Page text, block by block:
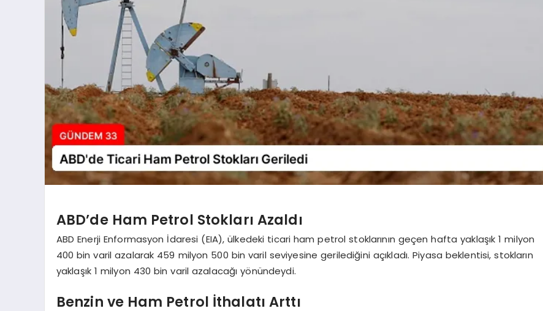
ABD’de Ham Petrol Stokları Azaldı
ABD Enerji Enformasyon İdaresi (EIA), ülkedeki ticari ham petrol stoklarının geçen hafta yaklaşık 1 milyon
400 bin varil azalarak 459 milyon 500 bin varil seviyesine gerilediğini açıkladı. Piyasa beklentisi, stokların
yaklaşık 1 milyon 430 bin varil azalacağı yönündeydi.
Benzin ve Ham Petrol İthalatı Arttı